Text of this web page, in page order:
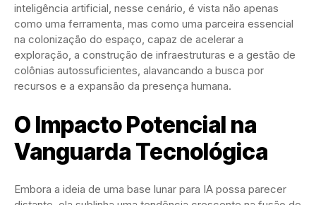
inteligência artificial, nesse cenário, é vista não apenas
como uma ferramenta, mas como uma parceira essencial
na colonização do espaço, capaz de acelerar a
exploração, a construção de infraestruturas e a gestão de
colônias autossuficientes, alavancando a busca por
recursos e a expansão da presença humana.
O Impacto Potencial na
Vanguarda Tecnológica
Embora a ideia de uma base lunar para IA possa parecer